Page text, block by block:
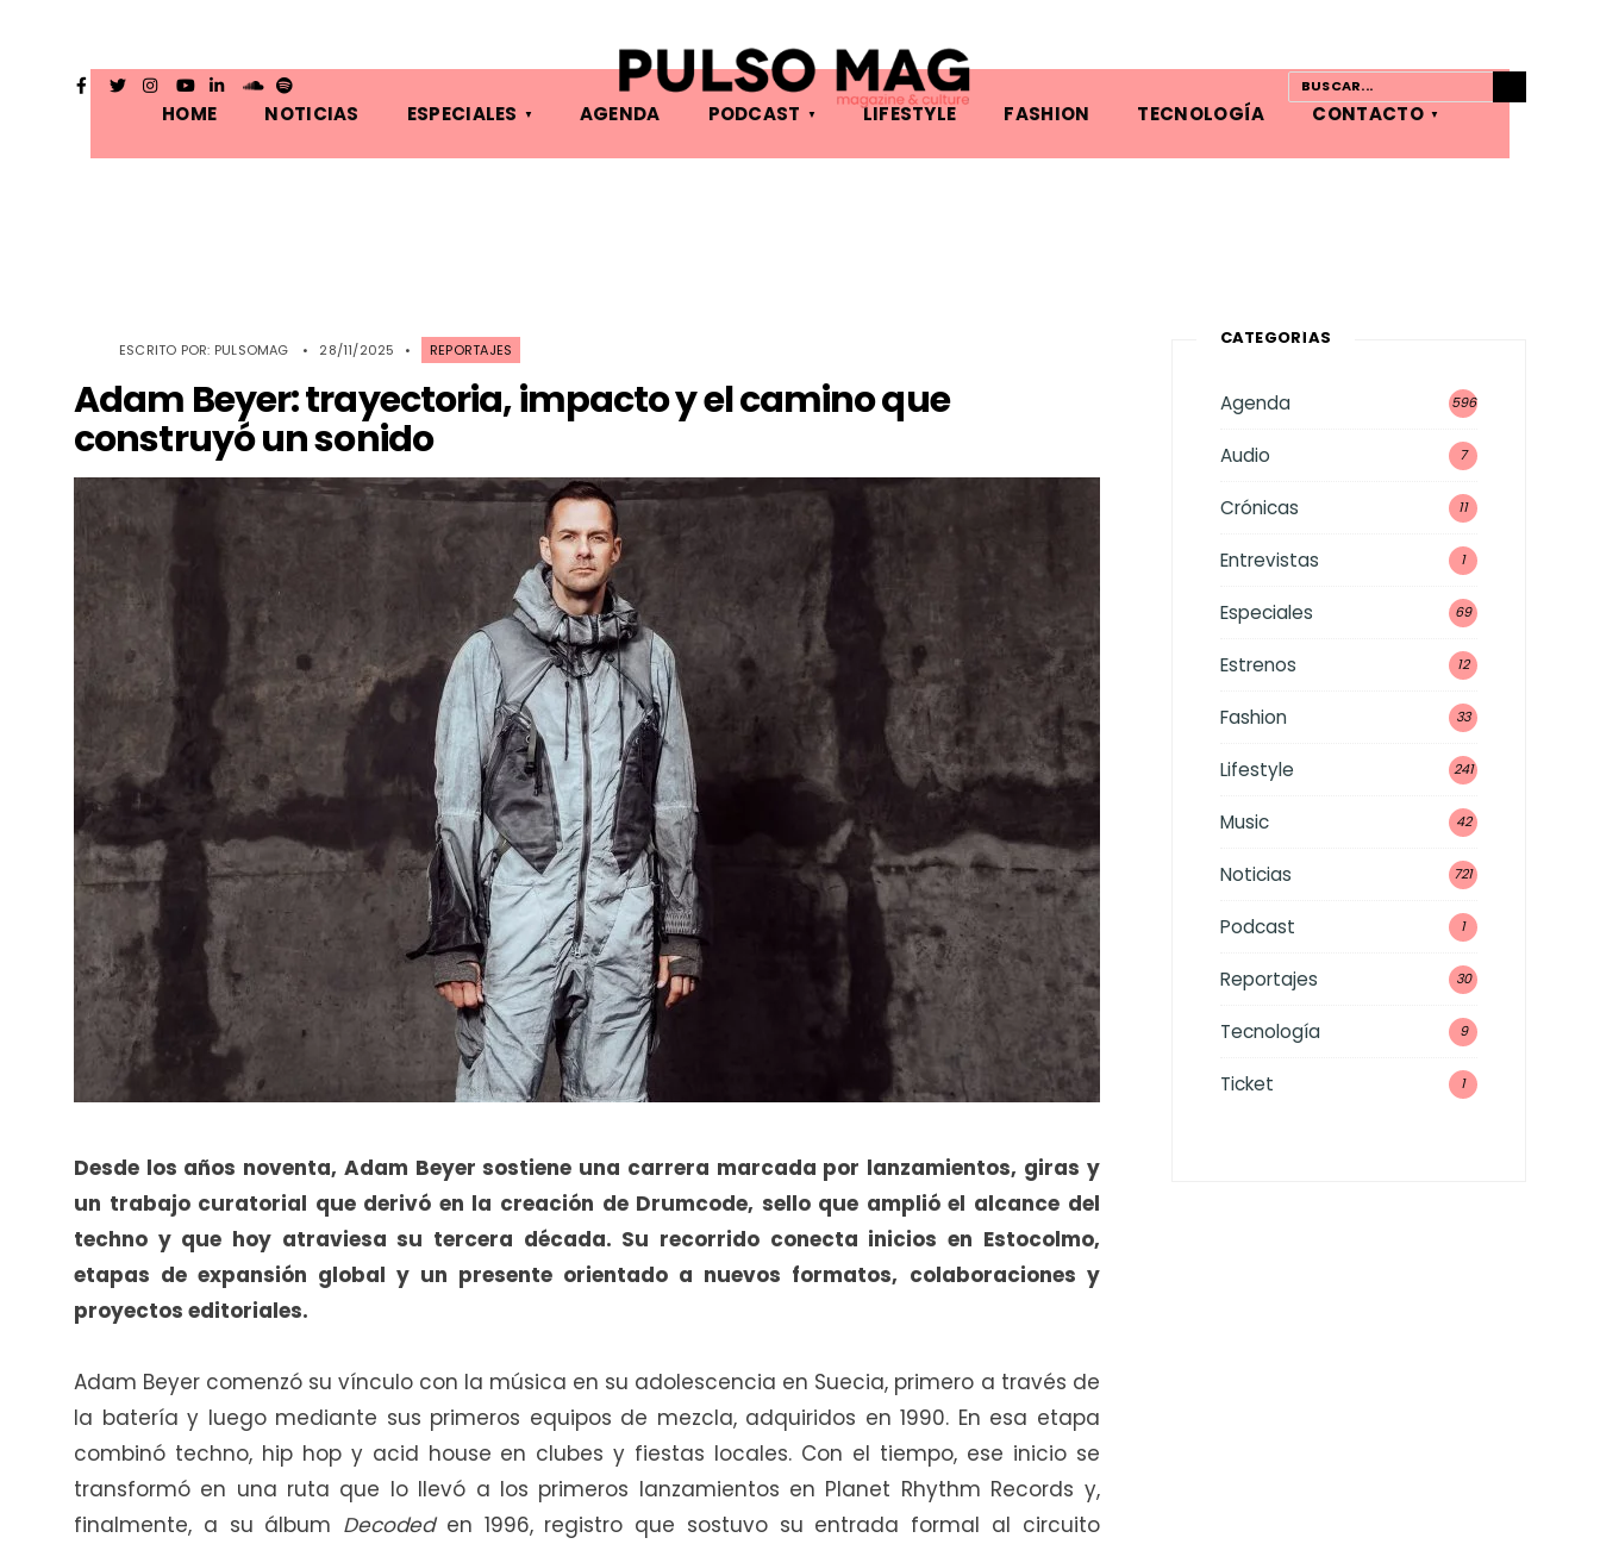
HOME NOTICIAS ESPECIALES AGENDA PODCAST LIFESTYLE FASHION TECNOLOGÍA CONTACTO
ESCRITO POR: PULSOMAG • 28/11/2025 • REPORTAJES
Adam Beyer: trayectoria, impacto y el camino que
construyó un sonido
Desde los años noventa, Adam Beyer sostiene una carrera marcada por lanzamientos, giras y
un trabajo curatorial que derivó en la creación de Drumcode, sello que amplió el alcance del
techno y que hoy atraviesa su tercera década. Su recorrido conecta inicios en Estocolmo,
etapas de expansión global y un presente orientado a nuevos formatos, colaboraciones y
proyectos editoriales.
Adam Beyer comenzó su vínculo con la música en su adolescencia en Suecia, primero a través de
la batería y luego mediante sus primeros equipos de mezcla, adquiridos en 1990. En esa etapa
combinó techno, hip hop y acid house en clubes y fiestas locales. Con el tiempo, ese inicio se
transformó en una ruta que lo llevó a los primeros lanzamientos en Planet Rhythm Records y,
finalmente, a su álbum Decodeden 1996, registro que sostuvo su entrada formal al circuito
CATEGORÍAS
Agenda 596
Audio 7
Crónicas 11
Entrevistas 1
Especiales 69
Estrenos 12
Fashion 33
Lifestyle 241
Music 42
Noticias 721
Podcast 1
Reportajes 30
Tecnología 9
Ticket 1